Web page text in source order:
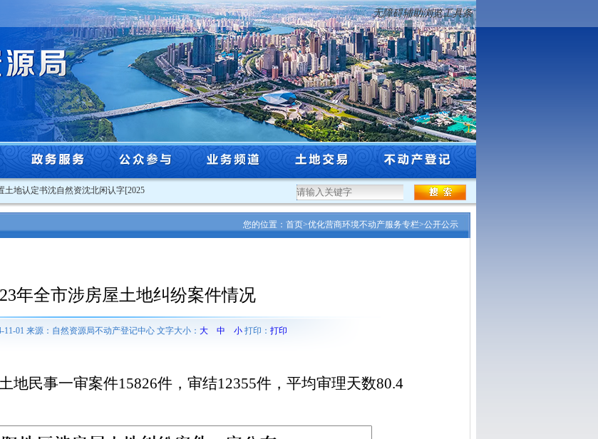
无障碍辅助浏览工具条
地认定书沈自然资沈北闲认字[2025]3号 关于2025年度沈阳市工程系列自然资源和林业行业高级专业技术... ·沈阳市自然资源局关于市级登记权限过期采
您的位置： 首页>优化营商环境不动产服务专栏>公开公示
年全市涉房屋土地纠纷案件情况
11-01 来源：自然资源局不动产登记中心 文字大小： 大 中 小打印： 打印
地民事一审案件15826件，审结12355件，平均审理天数80.4